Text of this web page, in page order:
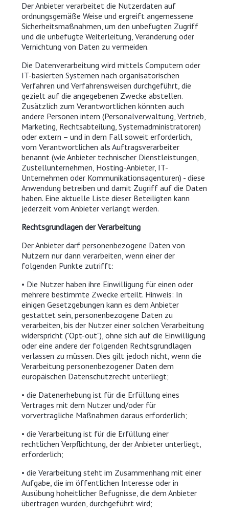
Der Anbieter verarbeitet die Nutzerdaten auf
ordnungsgemäße Weise und ergreift angemessene
Sicherheitsmaßnahmen, um den unbefugten Zugriff
und die unbefugte Weiterleitung, Veränderung oder
Vernichtung von Daten zu vermeiden.
Die Datenverarbeitung wird mittels Computern oder
IT-basierten Systemen nach organisatorischen
Verfahren und Verfahrensweisen durchgeführt, die
gezielt auf die angegebenen Zwecke abstellen.
Zusätzlich zum Verantwortlichen könnten auch
andere Personen intern (Personalverwaltung, Vertrieb,
Marketing, Rechtsabteilung, Systemadministratoren)
oder extern – und in dem Fall soweit erforderlich,
vom Verantwortlichen als Auftragsverarbeiter
benannt (wie Anbieter technischer Dienstleistungen,
Zustellunternehmen, Hosting-Anbieter, IT-
Unternehmen oder Kommunikationsagenturen) - diese
Anwendung betreiben und damit Zugriff auf die Daten
haben. Eine aktuelle Liste dieser Beteiligten kann
jederzeit vom Anbieter verlangt werden.
Rechtsgrundlagen der Verarbeitung
Der Anbieter darf personenbezogene Daten von
Nutzern nur dann verarbeiten, wenn einer der
folgenden Punkte zutrifft:
• Die Nutzer haben ihre Einwilligung für einen oder
mehrere bestimmte Zwecke erteilt. Hinweis: In
einigen Gesetzgebungen kann es dem Anbieter
gestattet sein, personenbezogene Daten zu
verarbeiten, bis der Nutzer einer solchen Verarbeitung
widerspricht ("Opt-out"), ohne sich auf die Einwilligung
oder eine andere der folgenden Rechtsgrundlagen
verlassen zu müssen. Dies gilt jedoch nicht, wenn die
Verarbeitung personenbezogener Daten dem
europäischen Datenschutzrecht unterliegt;
• die Datenerhebung ist für die Erfüllung eines
Vertrages mit dem Nutzer und/oder für
vorvertragliche Maßnahmen daraus erforderlich;
• die Verarbeitung ist für die Erfüllung einer
rechtlichen Verpflichtung, der der Anbieter unterliegt,
erforderlich;
• die Verarbeitung steht im Zusammenhang mit einer
Aufgabe, die im öffentlichen Interesse oder in
Ausübung hoheitlicher Befugnisse, die dem Anbieter
übertragen wurden, durchgeführt wird;